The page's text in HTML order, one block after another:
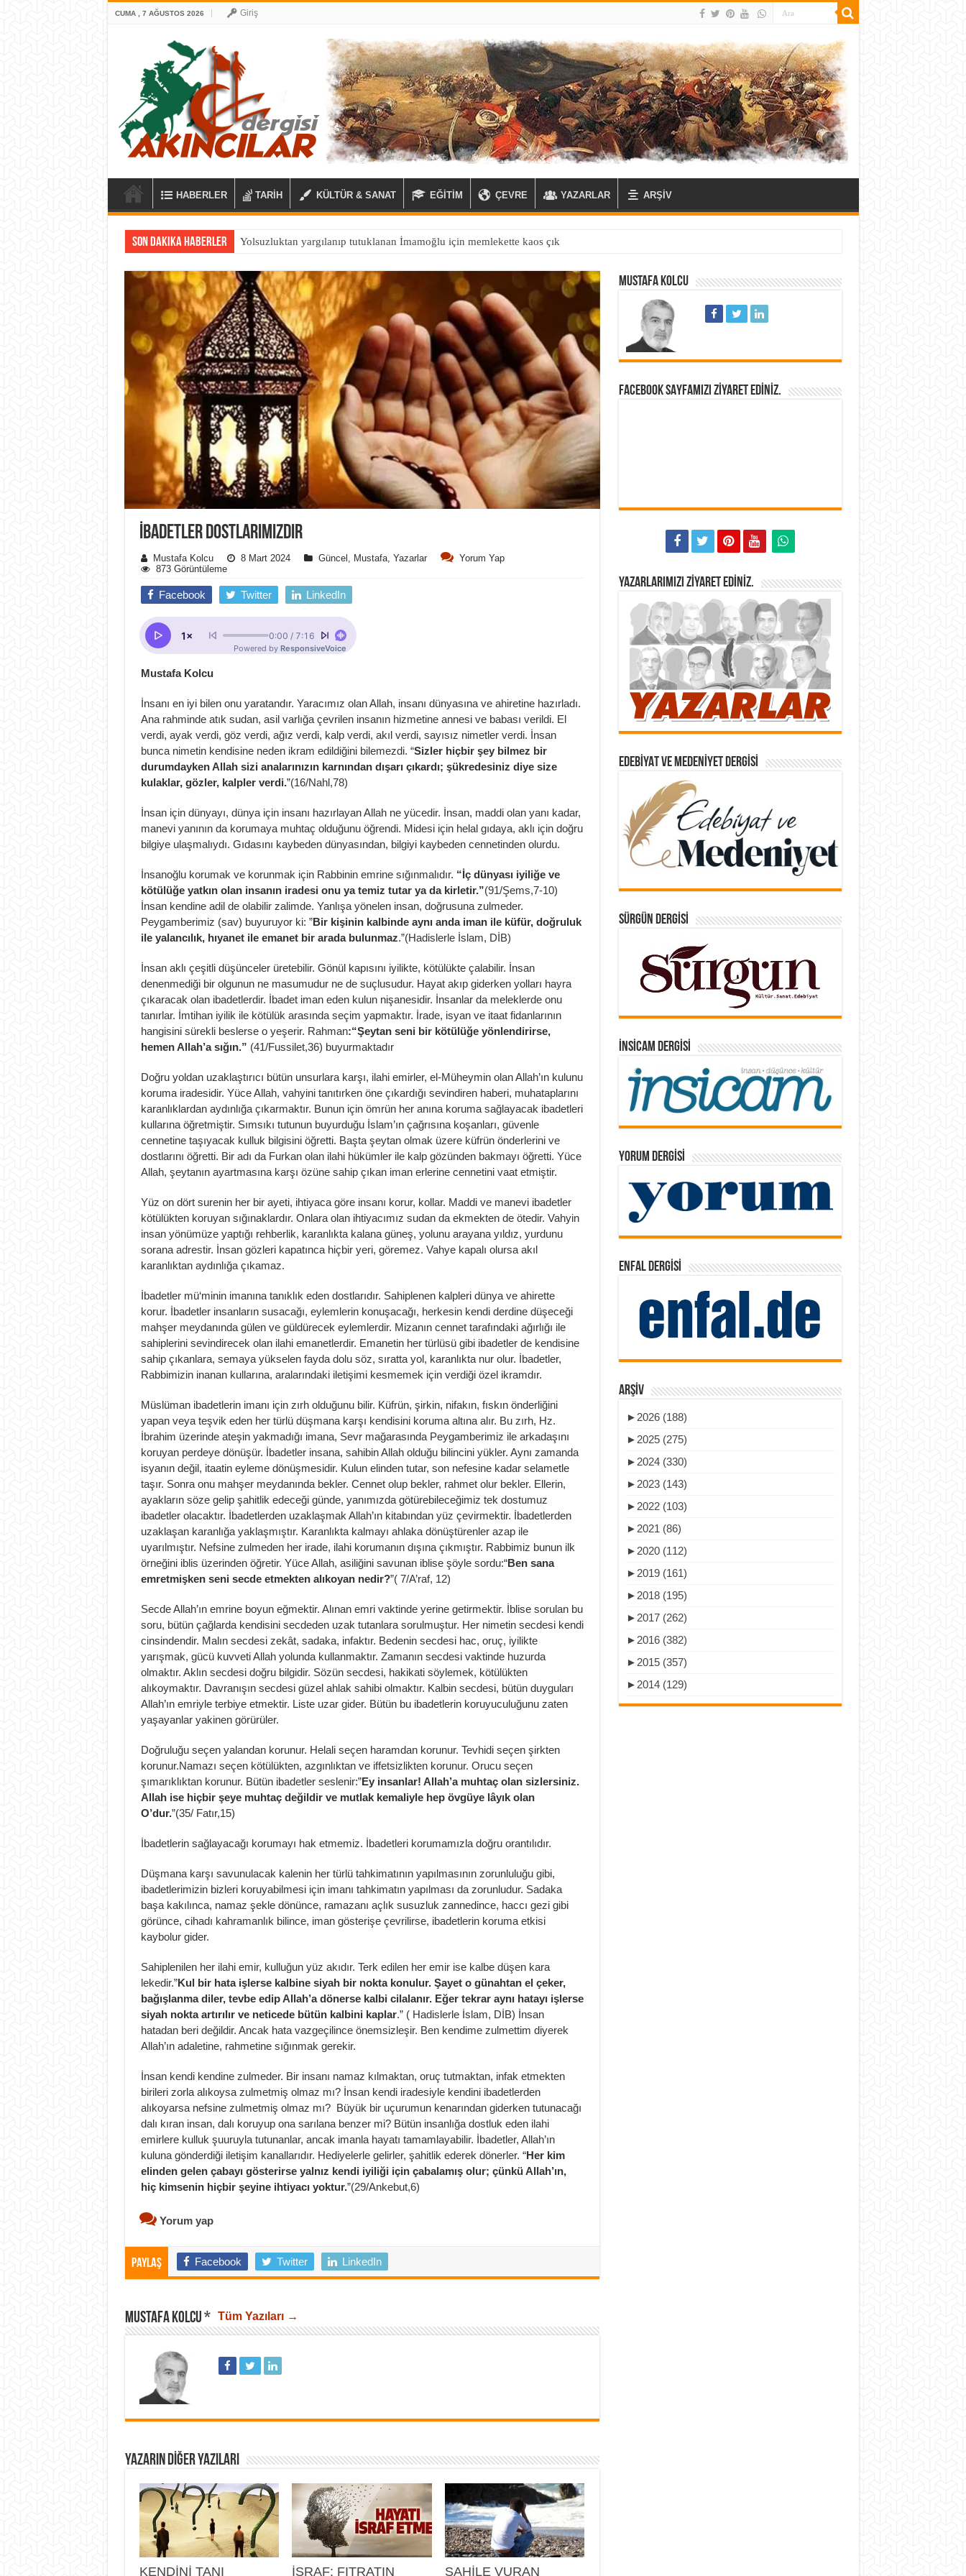
CUMA , 7 AĞUSTOS 2026 Giriş
HABERLER TARİH KÜLTÜR & SANAT EĞİTİM ÇEVRE YAZARLAR ARŞİV
Son Dakika Haberler
İBADETLER DOSTLARIMIZDIR
Mustafa Kolcu 8 Mart 2024 Güncel , Mustafa, Yazarlar
Yorum Yap
873 Görüntüleme
Facebook Twitter LinkedIn
Mustafa Kolcu
İnsanı en iyi bilen onu yaratandır. Yaracımız olan Allah, insanı dünyasına ve ahiretine hazırladı.
Ana rahminde atık sudan, asil varlığa çevrilen insanın hizmetine annesi ve babası verildi. El
verdi, ayak verdi, göz verdi, ağız verdi, kalp verdi, akıl verdi, sayısız nimetler verdi. İnsan
bunca nimetin kendisine neden ikram edildiğini bilemezdi. “Sizler hiçbir şey bilmez bir
durumdayken Allah sizi analarınızın karnından dışarı çıkardı; şükredesiniz diye size
kulaklar, gözler, kalpler verdi.”(16/Nahl,78)
İnsan için dünyayı, dünya için insanı hazırlayan Allah ne yücedir. İnsan, maddi olan yanı kadar,
manevi yanının da korumaya muhtaç olduğunu öğrendi. Midesi için helal gıdaya, aklı için doğru
bilgiye ulaşmalıydı. Gıdasını kaybeden dünyasından, bilgiyi kaybeden cennetinden olurdu.
İnsanoğlu korumak ve korunmak için Rabbinin emrine sığınmalıdır. “İç dünyası iyiliğe ve
kötülüğe yatkın olan insanın iradesi onu ya temiz tutar ya da kirletir.”(91/Şems,7-10)
İnsan kendine adil de olabilir zalimde. Yanlışa yönelen insan, doğrusuna zulmeder.
Peygamberimiz (sav) buyuruyor ki: ”Bir kişinin kalbinde aynı anda iman ile küfür, doğruluk
ile yalancılık, hıyanet ile emanet bir arada bulunmaz.”(Hadislerle İslam, DİB)
İnsan aklı çeşitli düşünceler üretebilir. Gönül kapısını iyilikte, kötülükte çalabilir. İnsan
denenmediği bir olgunun ne masumudur ne de suçlusudur. Hayat akıp giderken yolları hayra
çıkaracak olan ibadetlerdir. İbadet iman eden kulun nişanesidir. İnsanlar da meleklerde onu
tanırlar. İmtihan iyilik ile kötülük arasında seçim yapmaktır. İrade, isyan ve itaat fidanlarının
hangisini sürekli beslerse o yeşerir. Rahman:“Şeytan seni bir kötülüğe yönlendirirse,
hemen Allah’a sığın.” (41/Fussilet,36) buyurmaktadır
Doğru yoldan uzaklaştırıcı bütün unsurlara karşı, ilahi emirler, el-Müheymin olan Allah’ın kulunu
koruma iradesidir. Yüce Allah, vahyini tanıtırken öne çıkardığı sevindiren haberi, muhataplarını
karanlıklardan aydınlığa çıkarmaktır. Bunun için ömrün her anına koruma sağlayacak ibadetleri
kullarına öğretmiştir. Sımsıkı tutunun buyurduğu İslam’ın çağrısına koşanları, güvenle
cennetine taşıyacak kulluk bilgisini öğretti. Başta şeytan olmak üzere küfrün önderlerini ve
dostlarını öğretti. Bir adı da Furkan olan ilahi hükümler ile kalp gözünden bakmayı öğretti. Yüce
Allah, şeytanın ayartmasına karşı özüne sahip çıkan iman erlerine cennetini vaat etmiştir.
Yüz on dört surenin her bir ayeti, ihtiyaca göre insanı korur, kollar. Maddi ve manevi ibadetler
kötülükten koruyan sığınaklardır. Onlara olan ihtiyacımız sudan da ekmekten de ötedir. Vahyin
insan yönümüze yaptığı rehberlik, karanlıkta kalana güneş, yolunu arayana yıldız, yurdunu
sorana adrestir. İnsan gözleri kapatınca hiçbir yeri, göremez. Vahye kapalı olursa akıl
karanlıktan aydınlığa çıkamaz.
İbadetler mü‘minin imanına tanıklık eden dostlarıdır. Sahiplenen kalpleri dünya ve ahirette
korur. İbadetler insanların susacağı, eylemlerin konuşacağı, herkesin kendi derdine düşeceği
mahşer meydanında gülen ve güldürecek eylemlerdir. Mizanın cennet tarafındaki ağırlığı ile
sahiplerini sevindirecek olan ilahi emanetlerdir. Emanetin her türlüsü gibi ibadetler de kendisine
sahip çıkanlara, semaya yükselen fayda dolu söz, sıratta yol, karanlıkta nur olur. İbadetler,
Rabbimizin inanan kullarına, aralarındaki iletişimi kesmemek için verdiği özel ikramdır.
Müslüman ibadetlerin imanı için zırh olduğunu bilir. Küfrün, şirkin, nifakın, fıskın önderliğini
yapan veya teşvik eden her türlü düşmana karşı kendisini koruma altına alır. Bu zırh, Hz.
İbrahim üzerinde ateşin yakmadığı imana, Sevr mağarasında Peygamberimiz ile arkadaşını
koruyan perdeye dönüşür. İbadetler insana, sahibin Allah olduğu bilincini yükler. Aynı zamanda
isyanın değil, itaatin eyleme dönüşmesidir. Kulun elinden tutar, son nefesine kadar selametle
taşır. Sonra onu mahşer meydanında bekler. Cennet olup bekler, rahmet olur bekler. Ellerin,
ayakların söze gelip şahitlik edeceği günde, yanımızda götürebileceğimiz tek dostumuz
ibadetler olacaktır. İbadetlerden uzaklaşmak Allah’ın kitabından yüz çevirmektir. İbadetlerden
uzaklaşan karanlığa yaklaşmıştır. Karanlıkta kalmayı ahlaka dönüştürenler azap ile
uyarılmıştır. Nefsine zulmeden her irade, ilahi korumanın dışına çıkmıştır. Rabbimiz bunun ilk
örneğini iblis üzerinden öğretir. Yüce Allah, asiliğini savunan iblise şöyle sordu:“Ben sana
emretmişken seni secde etmekten alıkoyan nedir?”( 7/A’raf, 12)
Secde Allah’ın emrine boyun eğmektir. Alınan emri vaktinde yerine getirmektir. İblise sorulan bu
soru, bütün çağlarda kendisini secdeden uzak tutanlara sorulmuştur. Her nimetin secdesi kendi
cinsindendir. Malın secdesi zekât, sadaka, infaktır. Bedenin secdesi hac, oruç, iyilikte
yarışmak, gücü kuvveti Allah yolunda kullanmaktır. Zamanın secdesi vaktinde huzurda
olmaktır. Aklın secdesi doğru bilgidir. Sözün secdesi, hakikati söylemek, kötülükten
alıkoymaktır. Davranışın secdesi güzel ahlak sahibi olmaktır. Kalbin secdesi, bütün duyguları
Allah’ın emriyle terbiye etmektir. Liste uzar gider. Bütün bu ibadetlerin koruyuculuğunu zaten
yaşayanlar yakinen görürüler.
Doğruluğu seçen yalandan korunur. Helali seçen haramdan korunur. Tevhidi seçen şirkten
korunur.Namazı seçen kötülükten, azgınlıktan ve iffetsizlikten korunur. Orucu seçen
şımarıklıktan korunur. Bütün ibadetler seslenir:”Ey insanlar! Allah’a muhtaç olan sizlersiniz.
Allah ise hiçbir şeye muhtaç değildir ve mutlak kemaliyle hep övgüye lâyık olan
O’dur.”(35/ Fatır,15)
İbadetlerin sağlayacağı korumayı hak etmemiz. İbadetleri korumamızla doğru orantılıdır.
Düşmana karşı savunulacak kalenin her türlü tahkimatının yapılmasının zorunluluğu gibi,
ibadetlerimizin bizleri koruyabilmesi için imanı tahkimatın yapılması da zorunludur. Sadaka
başa kakılınca, namaz şekle dönünce, ramazanı açlık susuzluk zannedince, haccı gezi gibi
görünce, cihadı kahramanlık bilince, iman gösterişe çevrilirse, ibadetlerin koruma etkisi
kaybolur gider.
Sahiplenilen her ilahi emir, kulluğun yüz akıdır. Terk edilen her emir ise kalbe düşen kara
lekedir.”Kul bir hata işlerse kalbine siyah bir nokta konulur. Şayet o günahtan el çeker,
bağışlanma diler, tevbe edip Allah’a dönerse kalbi cilalanır. Eğer tekrar aynı hatayı işlerse
siyah nokta artırılır ve neticede bütün kalbini kaplar.” ( Hadislerle İslam, DİB) İnsan
hatadan beri değildir. Ancak hata vazgeçilince önemsizleşir. Ben kendime zulmettim diyerek
Allah’ın adaletine, rahmetine sığınmak gerekir.
İnsan kendi kendine zulmeder. Bir insanı namaz kılmaktan, oruç tutmaktan, infak etmekten
birileri zorla alıkoysa zulmetmiş olmaz mı? İnsan kendi iradesiyle kendini ibadetlerden
alıkoyarsa nefsine zulmetmiş olmaz mı? Büyük bir uçurumun kenarından giderken tutunacağı
dalı kıran insan, dalı koruyup ona sarılana benzer mi? Bütün insanlığa dostluk eden ilahi
emirlere kulluk şuuruyla tutunanlar, ancak imanla hayatı tamamlayabilir. İbadetler, Allah’ın
kuluna gönderdiği iletişim kanallarıdır. Hediyelerle gelirler, şahitlik ederek dönerler. “Her kim
elinden gelen çabayı gösterirse yalnız kendi iyiliği için çabalamış olur; çünkü Allah’ın,
hiç kimsenin hiçbir şeyine ihtiyacı yoktur.”(29/Ankebut,6)
Yorum yap
Paylaş Facebook Twitter LinkedIn
MUSTAFA KOLCU * Tüm Yazıları →
YAZARIN DIĞER YAZILARI
KENDİNİ TANI İSRAF: FITRATIN SAHİLE VURAN
MUSTAFA KOLCU
FACEBOOK SAYFAMIZI ZIYARET EDINIZ.
YAZARLARIMIZI ZIYARET EDINIZ.
EDEBIYAT VE MEDENIYET DERGISI
SÜRGÜN DERGISI
İNSICAM DERGISI
YORUM DERGISI
ENFAL DERGISI
ARŞIV
► 2026 (188)
► 2025 (275)
► 2024 (330)
► 2023 (143)
► 2022 (103)
► 2021 (86)
► 2020 (112)
► 2019 (161)
► 2018 (195)
► 2017 (262)
► 2016 (382)
► 2015 (357)
► 2014 (129)